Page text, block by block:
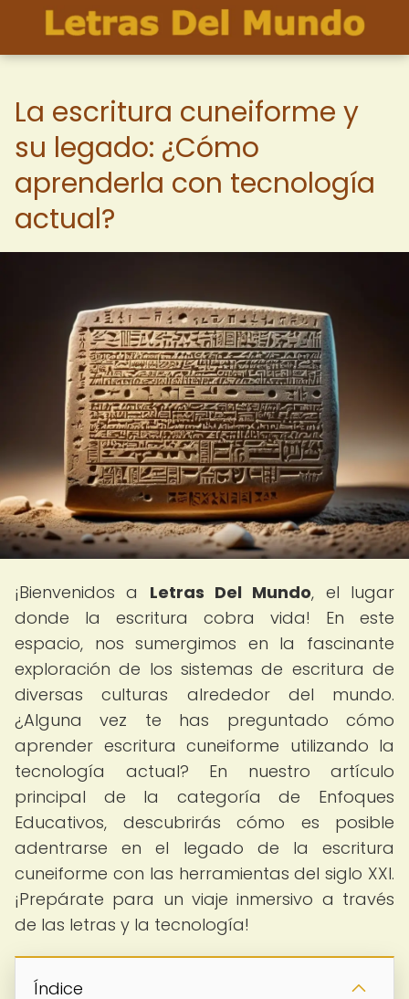
La escritura cuneiforme y
su legado: ¿Cómo
aprenderla con tecnología
actual?
¡Bienvenidos a Letras Del Mundo, el lugar
donde la escritura cobra vida! En este
espacio, nos sumergimos en la fascinante
exploración de los sistemas de escritura de
diversas culturas alrededor del mundo.
¿Alguna vez te has preguntado cómo
aprender escritura cuneiforme utilizando la
tecnología actual? En nuestro artículo
principal de la categoría de Enfoques
Educativos, descubrirás cómo es posible
adentrarse en el legado de la escritura
cuneiforme con las herramientas del siglo XXI.
¡Prepárate para un viaje inmersivo a través
de las letras y la tecnología!
Índice